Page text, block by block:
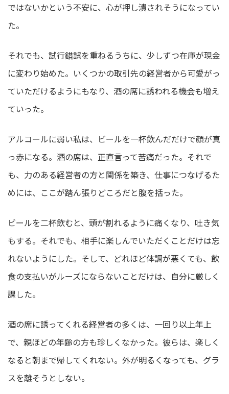
ではないかという不安に、心が押し潰されそうになってい
た。
それでも、試行錯誤を重ねるうちに、少しずつ在庫が現金
に変わり始めた。いくつかの取引先の経営者から可愛がっ
ていただけるようにもなり、酒の席に誘われる機会も増え
ていった。
アルコールに弱い私は、ビールを一杯飲んだだけで顔が真
っ赤になる。酒の席は、正直言って苦痛だった。それで
も、力のある経営者の方と関係を築き、仕事につなげるた
めには、ここが踏ん張りどころだと腹を括った。
ビールを二杯飲むと、頭が割れるように痛くなり、吐き気
もする。それでも、相手に楽しんでいただくことだけは忘
れないようにした。そして、どれほど体調が悪くても、飲
食の支払いがルーズにならないことだけは、自分に厳しく
課した。
酒の席に誘ってくれる経営者の多くは、一回り以上年上
で、親ほどの年齢の方も珍しくなかった。彼らは、楽しく
なると朝まで帰してくれない。外が明るくなっても、グラ
スを離そうとしない。